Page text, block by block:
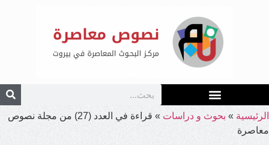
الرئيسية » بحوث و دراسات »
قراءة في العدد (27) من مجلة نصوص
معاصرة